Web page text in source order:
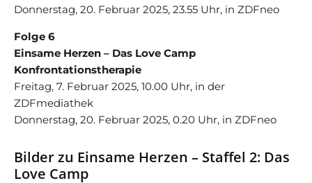
Donnerstag, 20. Februar 2025, 23.55 Uhr, in ZDFneo
Folge 6
Einsame Herzen – Das Love Camp
Konfrontationstherapie
Freitag, 7. Februar 2025, 10.00 Uhr, in der
ZDFmediathek
Donnerstag, 20. Februar 2025, 0.20 Uhr, in ZDFneo
Bilder zu Einsame Herzen – Staffel 2: Das
Love Camp